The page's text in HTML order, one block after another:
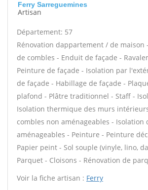
Ferry Sarreguemines
Artisan
Département: 57
Rénovation dappartement / de maison
de combles - Enduit de façade -
Peinture de façade - Isolation par
de façade - Habillage de façade -
plafond - Plâtre traditionnel - Staff -
Isolation thermique des murs
combles non aménageables - Isolation
aménageables - Peinture - Peinture
Papier peint - Sol souple (vinyle, lino,
Parquet - Cloisons - Rénovation de
Voir la fiche artisan : Ferry